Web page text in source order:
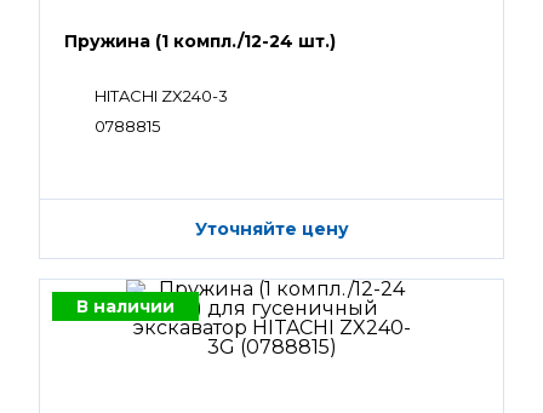
Пружина (1 компл./12-24 шт.)
HITACHI ZX240-3
0788815
Уточняйте цену
В наличии